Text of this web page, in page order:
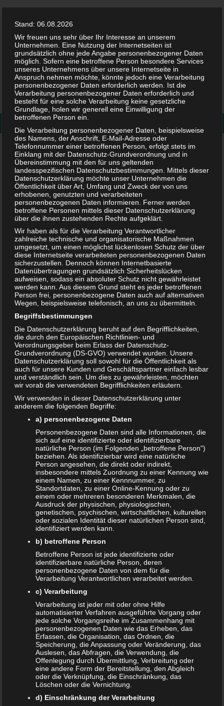
Facebook
Twitter
Suchen
nach:
bruder-bagger-verpackt
bruder-bagger-verpackt
14. JUNI 2019
Bewertung:
Share Post Save
T
e
i
l
Redakteur:admin1
Auch interessant:
Beitragsnavigation
← bruder-bagger-verpackt
Schreibe einen Kommentar
Deine E-Mail-Adresse wird nicht veröffentlicht.
Erforderliche Felder sind mit
markiert
Kommentar*
E-Mail-Adresse*
Stand: 06.08.2026
Wir freuen uns sehr über Ihr Interesse an unserem
Unternehmen. Eine Nutzung der Internetseiten ist
grundsätzlich ohne jede Angabe personenbezogener Daten
möglich. Sofern eine betroffene Person besondere Services
unseres Unternehmens über unsere Internetseite in
Anspruch nehmen möchte, könnte jedoch eine Verarbeitung
personenbezogener Daten erforderlich werden. Ist die
Verarbeitung personenbezogener Daten erforderlich und
besteht für eine solche Verarbeitung keine gesetzliche
Grundlage, holen wir generell eine Einwilligung der
betroffenen Person ein.
Die Verarbeitung personenbezogener Daten, beispielsweise
des Namens, der Anschrift, E-Mail-Adresse oder
Telefonnummer einer betroffenen Person, erfolgt stets im
Einklang mit der Datenschutz-Grundverordnung und in
Übereinstimmung mit den für uns geltenden
landesspezifischen Datenschutzbestimmungen. Mittels dieser
Datenschutzerklärung möchte unser Unternehmen die
Öffentlichkeit über Art, Umfang und Zweck der von uns
erhobenen, genutzten und verarbeiteten
personenbezogenen Daten informieren. Ferner werden
betroffene Personen mittels dieser Datenschutzerklärung
über die ihnen zustehenden Rechte aufgeklärt.
Wir haben als für die Verarbeitung Verantwortlicher
zahlreiche technische und organisatorische Maßnahmen
umgesetzt, um einen möglichst lückenlosen Schutz der über
diese Internetseite verarbeiteten personenbezogenen Daten
sicherzustellen. Dennoch können Internetbasierte
Datenübertragungen grundsätzlich Sicherheitslücken
aufweisen, sodass ein absoluter Schutz nicht gewährleistet
werden kann. Aus diesem Grund steht es jeder betroffenen
Person frei, personenbezogene Daten auch auf alternativen
Wegen, beispielsweise telefonisch, an uns zu übermitteln.
Begriffsbestimmungen
Die Datenschutzerklärung beruht auf den Begrifflichkeiten,
die durch den Europäischen Richtlinien- und
Verordnungsgeber beim Erlass der Datenschutz-
Grundverordnung (DS-GVO) verwendet wurden. Unsere
Datenschutzerklärung soll sowohl für die Öffentlichkeit als
auch für unsere Kunden und Geschäftspartner einfach lesbar
und verständlich sein. Um dies zu gewährleisten, möchten
wir vorab die verwendeten Begrifflichkeiten erläutern.
Wir verwenden in dieser Datenschutzerklärung unter
anderem die folgenden Begriffe:
a) personenbezogene Daten
Personenbezogene Daten sind alle Informationen, die
sich auf eine identifizierte oder identifizierbare
natürliche Person (im Folgenden „betroffene Person")
beziehen. Als identifizierbar wird eine natürliche
Person angesehen, die direkt oder indirekt,
insbesondere mittels Zuordnung zu einer Kennung wie
einem Namen, zu einer Kennnummer, zu
Standortdaten, zu einer Online-Kennung oder zu
einem oder mehreren besonderen Merkmalen, die
Ausdruck der physischen, physiologischen,
genetischen, psychischen, wirtschaftlichen, kulturellen
oder sozialen Identität dieser natürlichen Person sind,
identifiziert werden kann.
b) betroffene Person
Betroffene Person ist jede identifizierte oder
identifizierbare natürliche Person, deren
personenbezogene Daten von dem für die
Verarbeitung Verantwortlichen verarbeitet werden.
c) Verarbeitung
Verarbeitung ist jeder mit oder ohne Hilfe
automatisierter Verfahren ausgeführte Vorgang oder
jede solche Vorgangsreihe im Zusammenhang mit
personenbezogenen Daten wie das Erheben, das
Erfassen, die Organisation, das Ordnen, die
Speicherung, die Anpassung oder Veränderung, das
Auslesen, das Abfragen, die Verwendung, die
Offenlegung durch Übermittlung, Verbreitung oder
eine andere Form der Bereitstellung, den Abgleich
oder die Verknüpfung, die Einschränkung, das
Löschen oder die Vernichtung.
d) Einschränkung der Verarbeitung